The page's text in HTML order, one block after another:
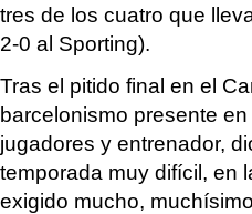
tres de los cuatro que
2-0 al Sporting).
Tras el pitido final en el
barcelonismo presente
jugadores y entrenador,
temporada muy difícil, en
exigido mucho,